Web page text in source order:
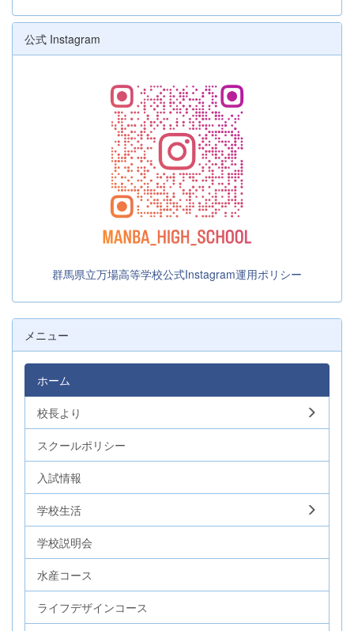
公式 Instagram
群馬県立万場高等学校公式Instagram運用ポリシー
メニュー
ホーム
校長より
スクールポリシー
入試情報
学校生活
学校説明会
水産コース
ライフデザインコース